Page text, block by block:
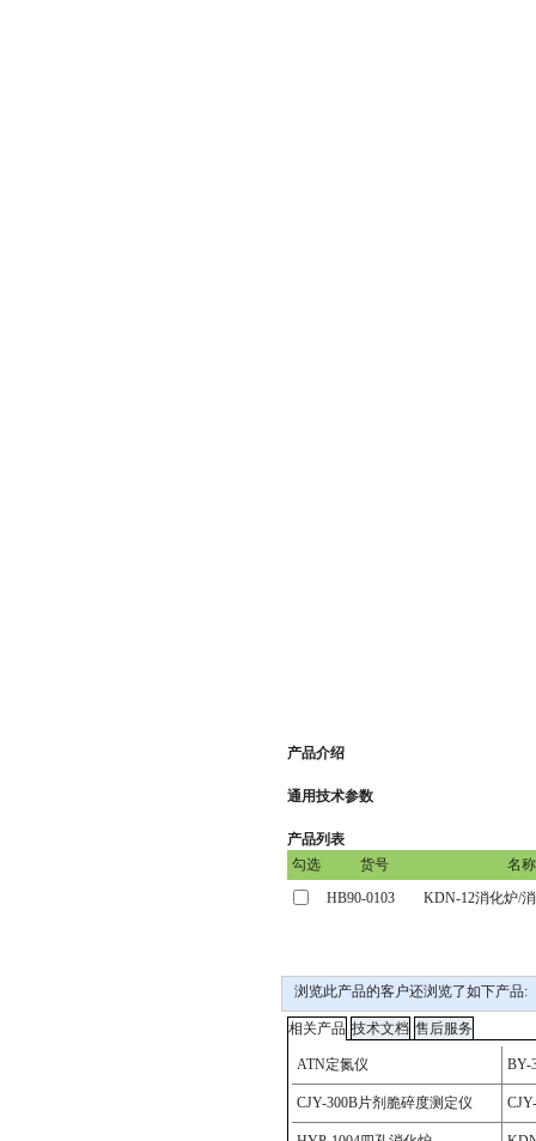
产品介绍
通用技术参数
产品列表
浏览此产品的客户还浏览了如下产品: